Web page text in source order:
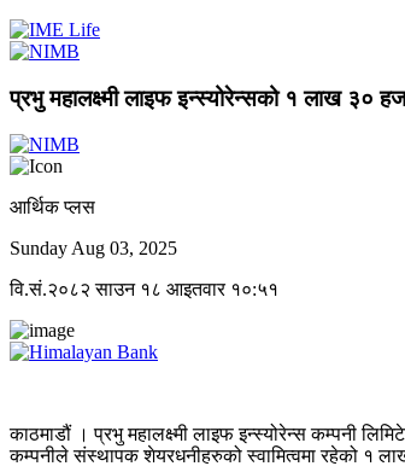
प्रभु महालक्ष्मी लाइफ इन्स्योरेन्सको १ लाख ३०
आर्थिक प्लस
Sunday Aug 03, 2025
वि.सं.२०८२ साउन १८ आइतवार १०:५१
काठमाडौं । प्रभु महालक्ष्मी लाइफ इन्स्योरेन्स कम्पनी
कम्पनीले संस्थापक शेयरधनीहरुको स्वामित्वमा रहेको १